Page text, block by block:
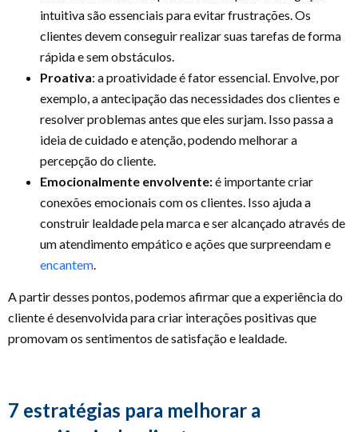
intuitiva são essenciais para evitar frustrações. Os
clientes devem conseguir realizar suas tarefas de forma
rápida e sem obstáculos.
Proativa: a proatividade é fator essencial. Envolve, por
exemplo, a antecipação das necessidades dos clientes e
resolver problemas antes que eles surjam. Isso passa a
ideia de cuidado e atenção, podendo melhorar a
percepção do cliente.
Emocionalmente envolvente:é importante criar
conexões emocionais com os clientes. Isso ajuda a
construir lealdade pela marca e ser alcançado através de
um atendimento empático e ações que surpreendam e
encantem
A partir desses pontos, podemos afirmar que a experiência do
cliente é desenvolvida para criar interações positivas que
promovam os sentimentos de satisfação e lealdade.
7 estratégias para melhorar a